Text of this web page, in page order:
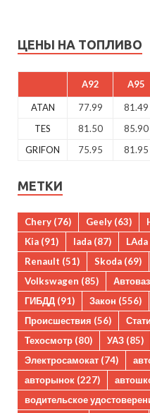
ЦЕНЫ НА ТОПЛИВО
A92 A95
ATAN 77.99 81.49
TES
81.50 85.90
GRIFON
75.95 81.95
МЕТКИ
Chery (76) Geely (63)
Kia (91) lada (87)
Renault (51) Skoda (69)
Volkswagen (85) Автоваз
ГИБДД (91) Закон (556)
Происшествия (56)
Техосмотр (80) УАЗ (85)
Электросамокат (74)
авторынок (227)
водительское